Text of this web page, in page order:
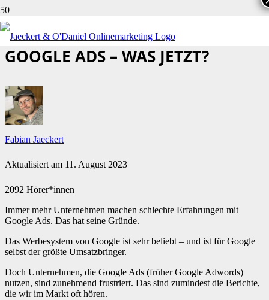
SCHLECHTE ERFAHRUNGEN MIT
GOOGLE ADS – WAS JETZT?
Fabian Jaeckert
Aktualisiert am 11. August 2023
2092 Hörer*innen
Immer mehr Unternehmen machen schlechte Erfahrungen mit
Google Ads. Das hat seine Gründe.
Das Werbesystem von Google ist sehr beliebt – und ist für Google
selbst der größte Umsatzbringer.
Doch Unternehmen, die Google Ads (früher Google Adwords)
nutzen, sind zunehmend frustriert. Das sind zumindest die Berichte,
die wir im Markt oft hören.